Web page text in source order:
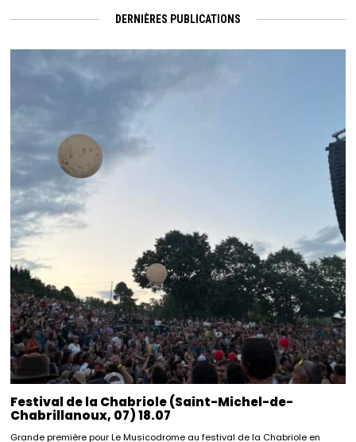
DERNIÈRES PUBLICATIONS
Festival de la Chabriole (Saint-Michel-de-
Chabrillanoux, 07) 18.07
Grande première pour Le Musicodrome au festival de la Chabriole en